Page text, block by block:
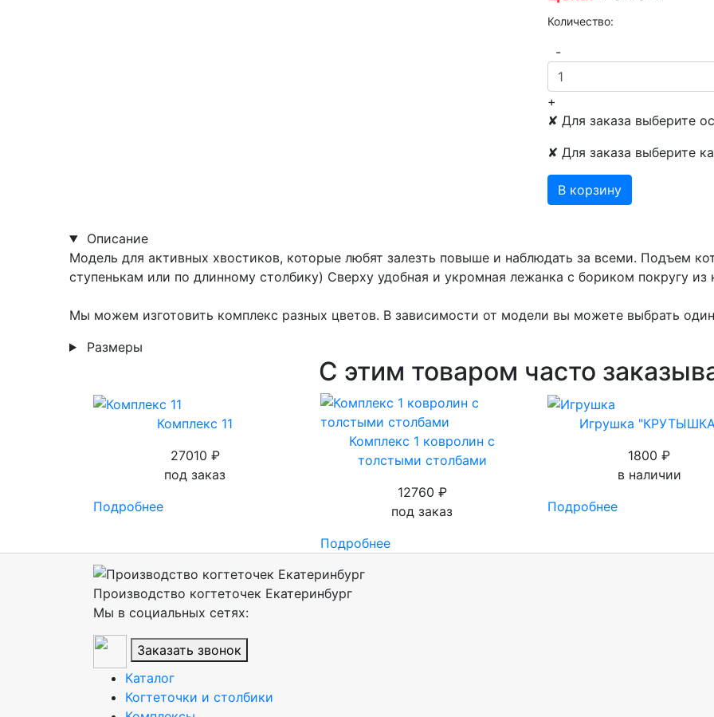
Количество:
-
+
✘ Для заказа выберите
✘ Для заказа выберите
В корзину
Описание
Модель для активных хвостиков, которые любят залезть повыше и наблюдать за всеми. Подъем
ступенькам или по длинному столбику) Сверху удобная и укромная лежанка с бориком покругу
Мы можем изготовить комплекс разных цветов. В зависимости от модели вы можете выбрать
Размеры
С этим товаром часто
Комплекс 11
27010 ₽
под заказ
Подробнее
Комплекс 1 ковролин с
толстыми столбами
12760 ₽
под заказ
Подробнее
Игрушка
1800 ₽
в наличии
Подробнее
Производство когтеточек Екатеринбург
Мы в социальных сетях:
Заказать звонок
Каталог
Когтеточки и столбики